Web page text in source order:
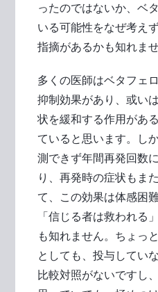
ったのではないか、ベ
いる可能性をなぜ考え
指摘があるかも知れませ
多くの医師はベタフェ
抑制効果があり、或い
状を緩和する作用があ
ていると思います。し
測できず年間再発回数
り、再発時の症状もま
て、この効果は体感困
「信じる者は救われる
も知れません。ちょっ
としても、投与してい
比較対照がないですし